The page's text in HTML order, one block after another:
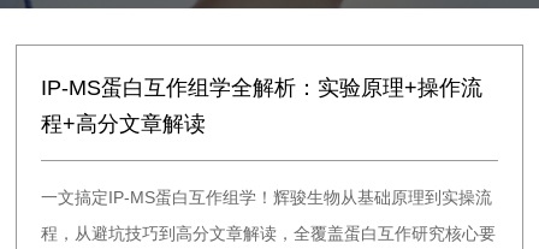
IP-MS蛋白互作组学全解析：实验原理+操作流
程+高分文章解读
一文搞定IP-MS蛋白互作组学！辉骏生物从基础原理到实操流
程，从避坑技巧到高分文章解读，全覆盖蛋白互作研究核心要